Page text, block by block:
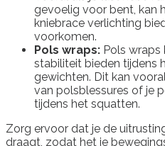
gevoelig voor bent, kan
kniebrace verlichting
voorkomen.
Pols wraps: Pols wraps
stabiliteit bieden tijdens
gewichten. Dit kan
van polsblessures of je
tijdens het squatten.
Zorg ervoor dat je de
draagt, zodat het je